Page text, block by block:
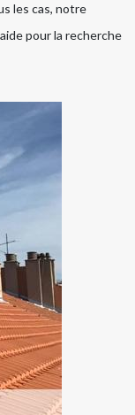
les cas, notre
pour la recherche